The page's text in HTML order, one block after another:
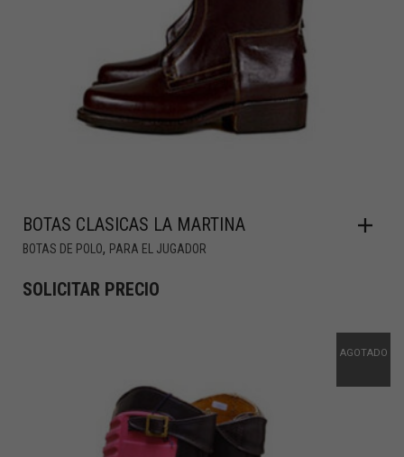
BOTAS CLASICAS LA MARTINA
BOTAS DE POLO, PARA EL JUGADOR
SOLICITAR PRECIO
AGOTADO